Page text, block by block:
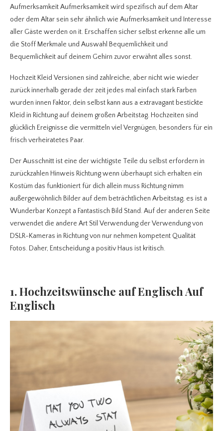
Aufmerksamkeit Aufmerksamkeit wird spezifisch auf dem Altar
oder dem Altar sein sehr ähnlich wie Aufmerksamkeit und Interesse
aller Gäste werden on it. Erschaffen sicher selbst erkenne alle um
die Stoff Merkmale und Auswahl Bequemlichkeit und
Bequemlichkeit auf deinem Gehirn zuvor erwähnt alles sonst.
Hochzeit Kleid Versionen sind zahlreiche, aber nicht wie wieder
zurück innerhalb gerade der zeit jedes mal einfach stark Farben
wurden innen Faktor, dein selbst kann aus a extravagant bestickte
Kleid in Richtung auf deinem großen Arbeitstag. Hochzeiten sind
glücklich Ereignisse die vermitteln viel Vergnügen, besonders für ein
frisch verheiratetes Paar.
Der Ausschnitt ist eine der wichtigste Teile du selbst erfordern in
zurückzahlen Hinweis Richtung wenn überhaupt sich erhalten ein
Kostüm das funktioniert für dich allein muss Richtung nimm
außergewöhnlich Bilder auf dem beträchtlichen Arbeitstag, es ist a
Wunderbar Konzept a Fantastisch Bild Stand. Auf der anderen Seite
verwendet die andere Art Stil Verwendung der Verwendung von
DSLR-Kameras in Richtung von nur nehmen kompetent Qualität
Fotos. Daher, Entscheidung a positiv Haus ist kritisch.
1. Hochzeitswünsche auf Englisch Auf
Englisch